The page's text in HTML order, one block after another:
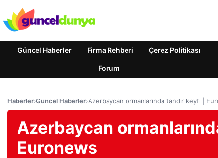
Güncel Haberler Firma Rehberi Çerez Politikası
Forum
Haberler›Güncel Haberler›Azerbaycan ormanlarında tandır keyfi |
Azerbaycan
Euronews